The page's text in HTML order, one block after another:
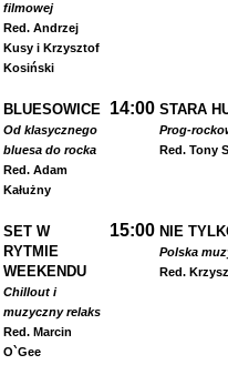
filmowej
Red. Andrzej
Kusy i Krzysztof
Kosiński
BLUESOWICE
Od klasycznego
bluesa do rocka
Red. Adam
Kałużny
14:00 STARA
Prog-
Red. Tony
SET W
RYTMIE
WEEKENDU
Chillout i
muzyczny relaks
Red. Marcin
O`Gee
15:00 NIE
Polska
Red.